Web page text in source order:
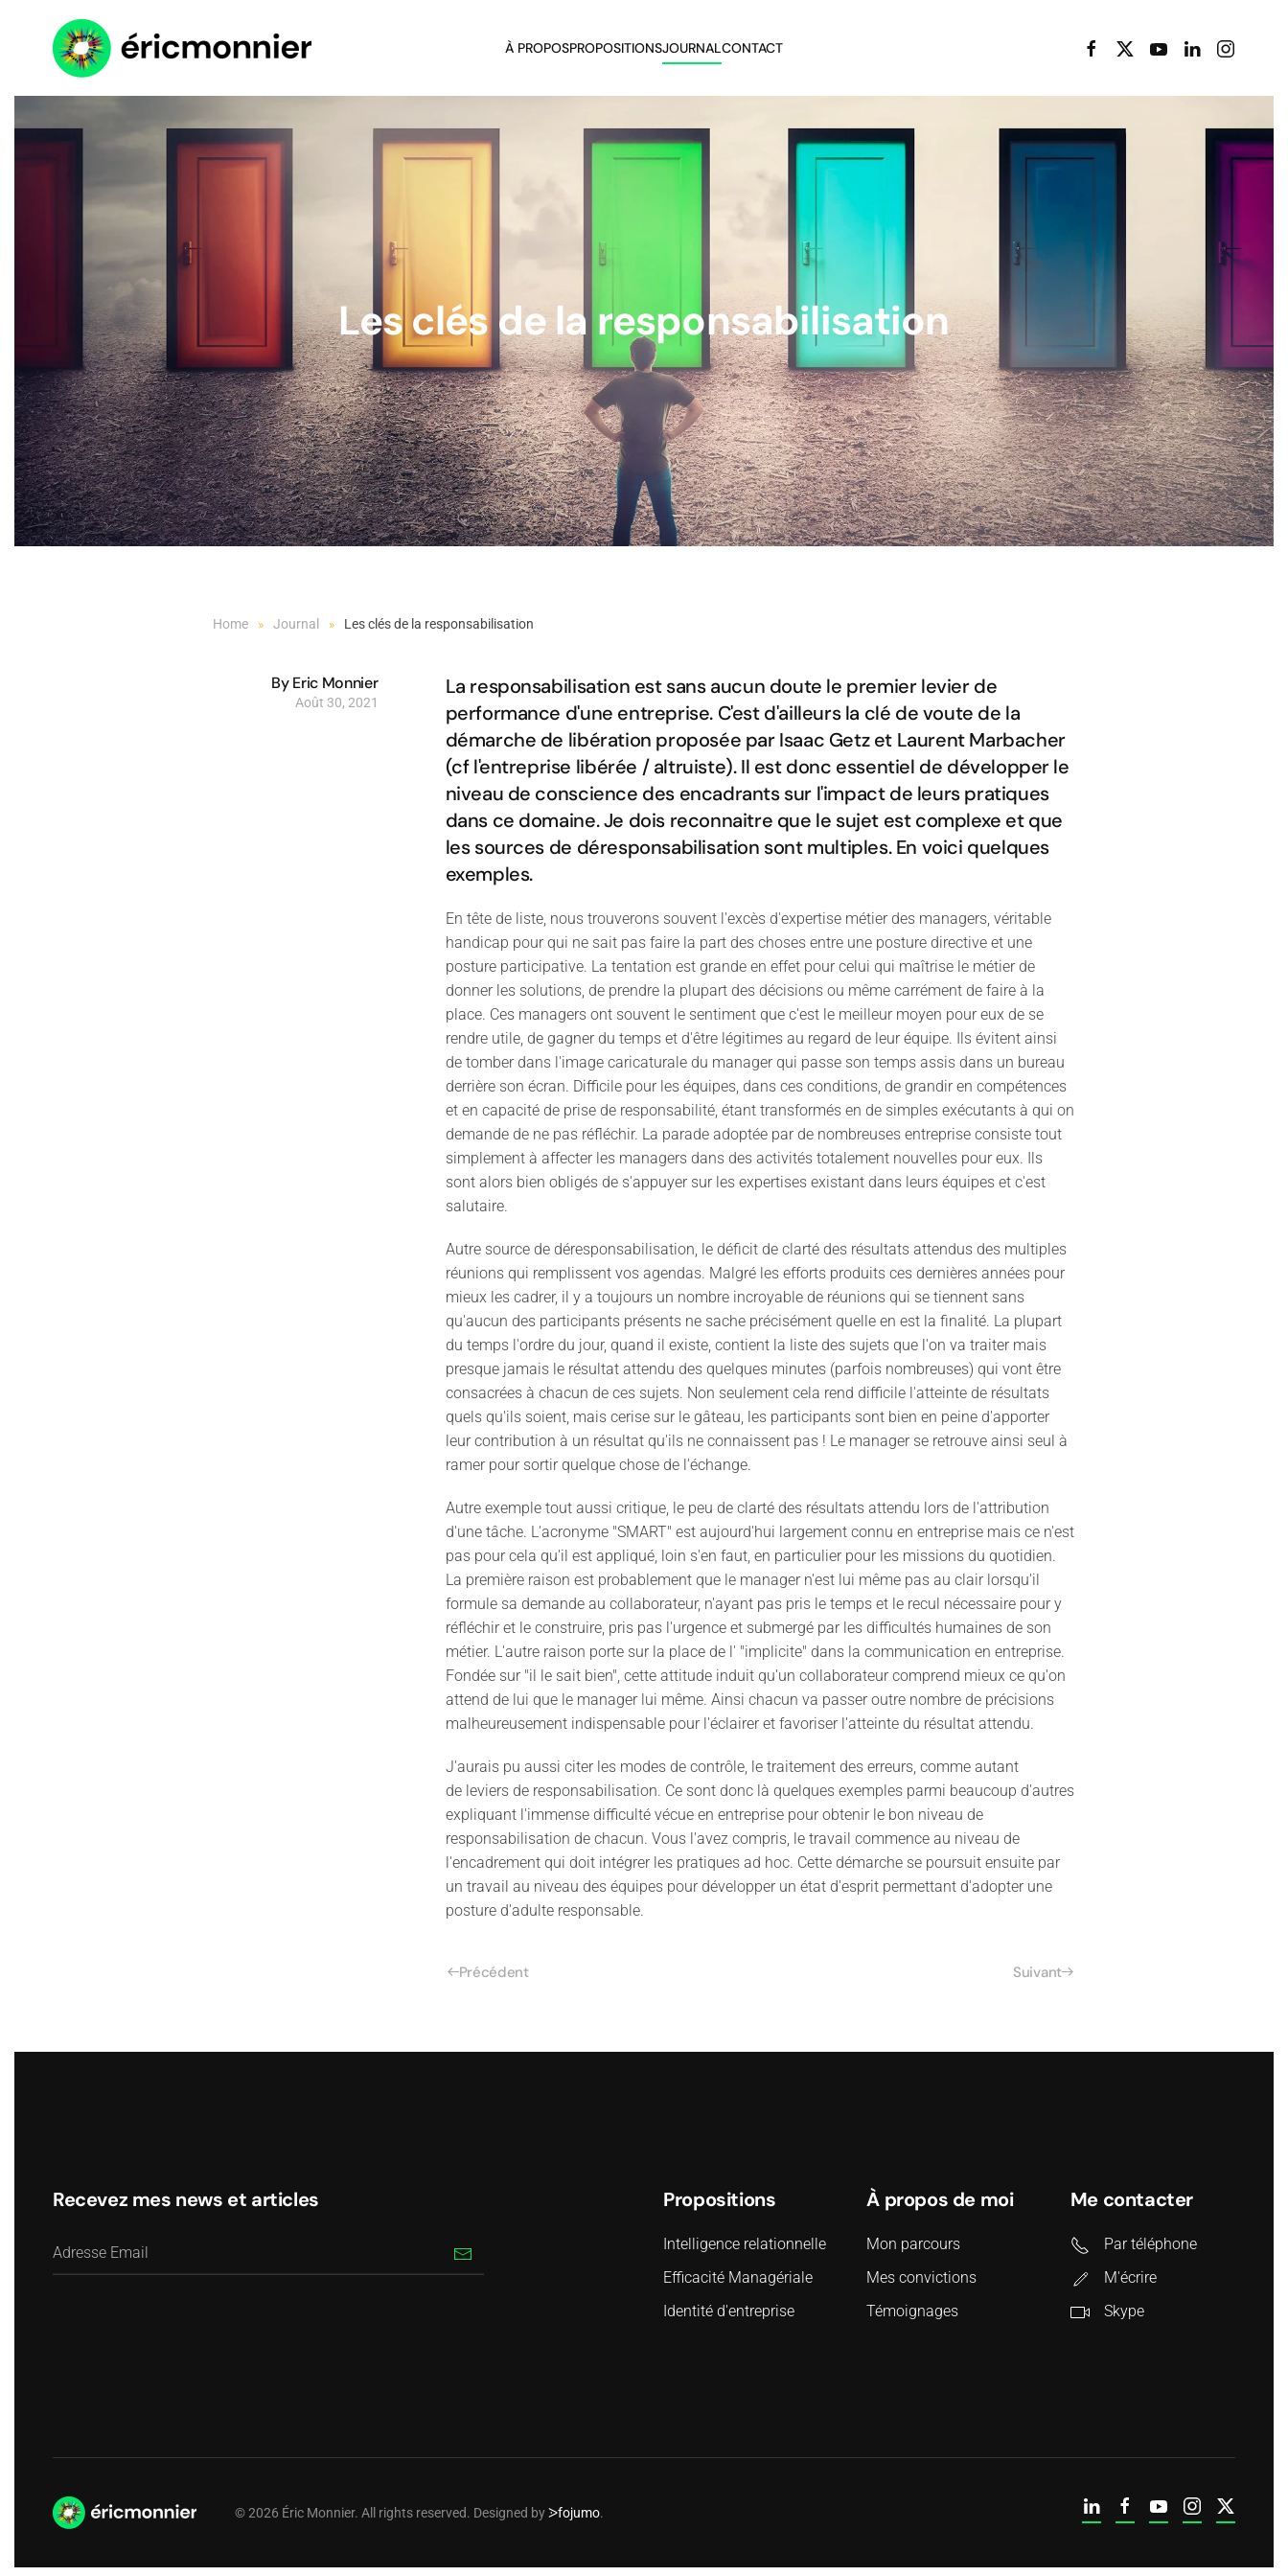
Accéder au contenu principal À PROPOSPROPOSITIONSJOURNALCONTACT
Les clés de la responsabilisation
Home Journal Les clés de la responsabilisation
By Eric Monnier
Août 30, 2021
La responsabilisation est sans aucun doute le premier levier de
performance d'une entreprise. C'est d'ailleurs la clé de voute de la
démarche de libération proposée par Isaac Getz et Laurent Marbacher
(cf l'entreprise libérée / altruiste). Il est donc essentiel de développer le
niveau de conscience des encadrants sur l'impact de leurs pratiques
dans ce domaine. Je dois reconnaitre que le sujet est complexe et que
les sources de déresponsabilisation sont multiples. En voici quelques
exemples.
En tête de liste, nous trouverons souvent l'excès d'expertise métier des managers, véritable
handicap pour qui ne sait pas faire la part des choses entre une posture directive et une
posture participative. La tentation est grande en effet pour celui qui maîtrise le métier de
donner les solutions, de prendre la plupart des décisions ou même carrément de faire à la
place. Ces managers ont souvent le sentiment que c'est le meilleur moyen pour eux de se
rendre utile, de gagner du temps et d'être légitimes au regard de leur équipe. Ils évitent ainsi
de tomber dans l'image caricaturale du manager qui passe son temps assis dans un bureau
derrière son écran. Difficile pour les équipes, dans ces conditions, de grandir en compétences
et en capacité de prise de responsabilité, étant transformés en de simples exécutants à qui on
demande de ne pas réfléchir. La parade adoptée par de nombreuses entreprise consiste tout
simplement à affecter les managers dans des activités totalement nouvelles pour eux. Ils
sont alors bien obligés de s'appuyer sur les expertises existant dans leurs équipes et c'est
salutaire.
Autre source de déresponsabilisation, le déficit de clarté des résultats attendus des multiples
réunions qui remplissent vos agendas. Malgré les efforts produits ces dernières années pour
mieux les cadrer, il y a toujours un nombre incroyable de réunions qui se tiennent sans
qu'aucun des participants présents ne sache précisément quelle en est la finalité. La plupart
du temps l'ordre du jour, quand il existe, contient la liste des sujets que l'on va traiter mais
presque jamais le résultat attendu des quelques minutes (parfois nombreuses) qui vont être
consacrées à chacun de ces sujets. Non seulement cela rend difficile l'atteinte de résultats
quels qu'ils soient, mais cerise sur le gâteau, les participants sont bien en peine d'apporter
leur contribution à un résultat qu'ils ne connaissent pas ! Le manager se retrouve ainsi seul à
ramer pour sortir quelque chose de l'échange.
Autre exemple tout aussi critique, le peu de clarté des résultats attendu lors de l'attribution
d'une tâche. L'acronyme "SMART" est aujourd'hui largement connu en entreprise mais ce n'est
pas pour cela qu'il est appliqué, loin s'en faut, en particulier pour les missions du quotidien.
La première raison est probablement que le manager n'est lui même pas au clair lorsqu'il
formule sa demande au collaborateur, n'ayant pas pris le temps et le recul nécessaire pour y
réfléchir et le construire, pris pas l'urgence et submergé par les difficultés humaines de son
métier. L'autre raison porte sur la place de l' "implicite" dans la communication en entreprise.
Fondée sur "il le sait bien", cette attitude induit qu'un collaborateur comprend mieux ce qu'on
attend de lui que le manager lui même. Ainsi chacun va passer outre nombre de précisions
malheureusement indispensable pour l'éclairer et favoriser l'atteinte du résultat attendu.
J'aurais pu aussi citer les modes de contrôle, le traitement des erreurs, comme autant
de leviers de responsabilisation. Ce sont donc là quelques exemples parmi beaucoup d'autres
expliquant l'immense difficulté vécue en entreprise pour obtenir le bon niveau de
responsabilisation de chacun. Vous l'avez compris, le travail commence au niveau de
l'encadrement qui doit intégrer les pratiques ad hoc. Cette démarche se poursuit ensuite par
un travail au niveau des équipes pour développer un état d'esprit permettant d'adopter une
posture d'adulte responsable.
Précédent Suivant
Recevez mes news et articles Propositions
Intelligence relationnelle
Efficacité Managériale
Identité d'entreprise
À propos de moi
Mon parcours
Mes convictions
Témoignages
Me contacter
Par téléphone
M'écrire
Skype
©2026 Éric Monnier. All rights reserved. Designed byᐷfojumo.